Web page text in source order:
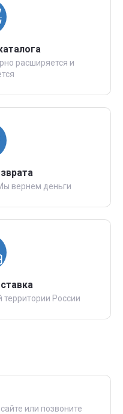
расширяется и
вернем деньги
территории России
или позвоните